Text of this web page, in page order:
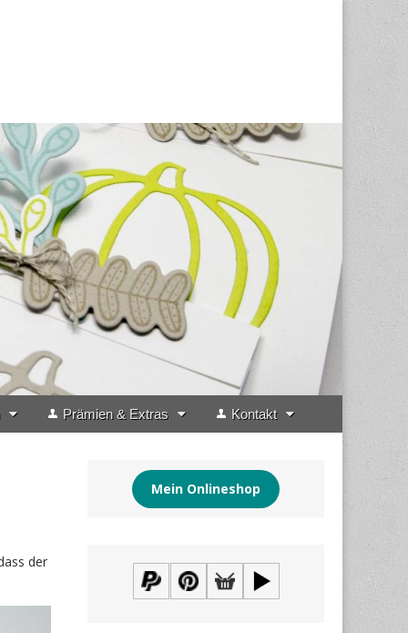
Prämien & Extras Kontakt
der
Mein Onlineshop